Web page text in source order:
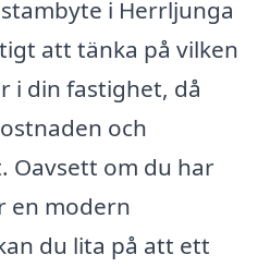
i Herrljunga
att tänka på vilken
i din fastighet, då
och
Oavsett om du har
en modern
du lita på att ett